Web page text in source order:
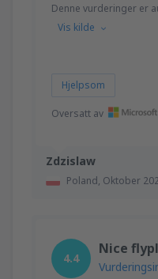
Zdzislaw
Poland, Oktober
Denne vurderinger er
Vis kilde
Hjelpsom
Oversatt av
4.4
Nice